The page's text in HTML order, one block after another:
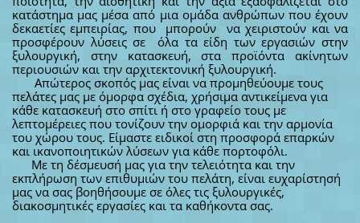
κατάστημα μας μέσα από μια ομάδα ανθρώπων που έχουν
δεκαετίες εμπειρίας, που μπορούν να χειριστούν και να
προσφέρουν λύσεις σε όλα τα είδη των εργασιών στην
ξυλουργική, στην κατασκευή, στα προϊόντα ακίνητων
περιουσιών και την αρχιτεκτονική ξυλουργική.
Απώτερος σκοπός μας είναι να προμηθεύουμε τους
πελάτες μας με όμορφα σχέδια, χρήσιμα αντικείμενα για
κάθε κατασκευή στο σπίτι ή στο γραφείο τους με
λεπτομέρειες που τονίζουν την ομορφιά και την αρμονία
του χώρου τους. Είμαστε ειδικοί στη προσφορά επαρκών
και ικανοποιητικών λύσεων για κάθε πορτοφόλι.
Με τη δέσμευσή μας για την τελειότητα και την
εκπλήρωση των επιθυμιών του πελάτη, είναι ευχαρίστησή
μας να σας βοηθήσουμε σε όλες τις ξυλουργικές,
διακοσμητικές εργασίες και τα καθήκοντα σας.